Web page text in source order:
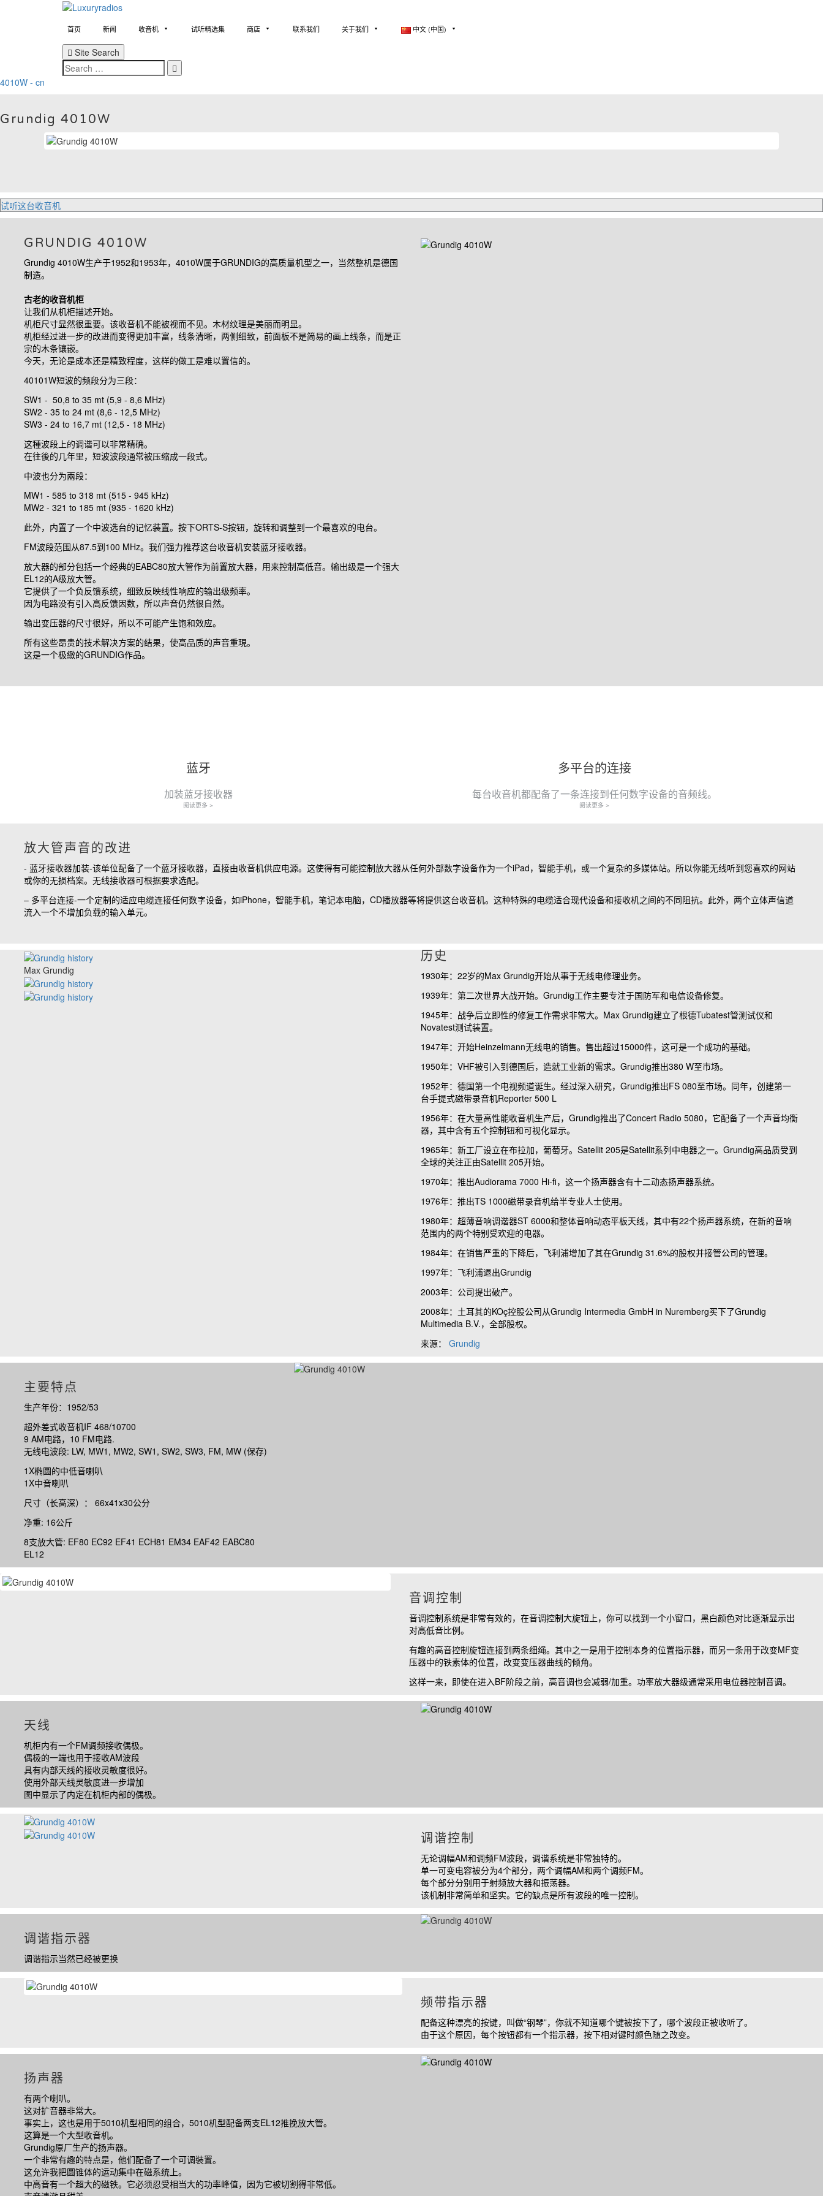
首页 新闻 收音机 试听精选集 商店 联系我们 关于我们 中文 (中国)
Site Search
Search
4010W - cn
Grundig 4010W
试听这台收音机
GRUNDIG 4010W
Grundig 4010W生产于1952和1953年， 4010W属于GRUNDIG的高质量机型之一，当然整机是德国
制造。
古老的收音机柜
让我们从机柜描述开始。
机柜尺寸显然很重要。该收音机不能被视而不见。木材纹理是美丽而明显。
机柜经过进一步的改进而变得更加丰富，线条清晰，两侧细致，前面板不是简易的画上线条，而是正
宗的木条镶嵌。
今天，无论是成本还是精致程度，这样的做工是难以置信的。
40101W短波的频段分为三段：
SW1 - 50,8 to 35 mt (5,9 - 8,6 MHz)
SW2 - 35 to 24 mt (8,6 - 12,5 MHz)
SW3 - 24 to 16,7 mt (12,5 - 18 MHz)
这種波段上的调谐可以非常精确。
在往後的几年里，短波波段通常被压缩成一段式。
中波也分为兩段：
MW1 - 585 to 318 mt (515 - 945 kHz)
MW2 - 321 to 185 mt (935 - 1620 kHz)
此外，内置了一个中波选台的记忆装置。按下ORTS-S按钮，旋转和调整到一个最喜欢的电台。
FM波段范围从87.5到100 MHz。我们强力推荐这台收音机安装蓝牙接收器。
放大器的部分包括一个经典的EABC80放大管作为前置放大器，用来控制高低音。输出级是一个强大
EL12的A级放大管。
它提供了一个负反馈系统，细致反映线性响应的输出级频率。
因为电路没有引入高反馈因数，所以声音仍然很自然。
输出变压器的尺寸很好，所以不可能产生饱和效应。
所有这些昂贵的技术解决方案的结果，使高品质的声音重現。
这是一个极緻的GRUNDIG作品。
蓝牙
加装蓝牙接收器
阅读更多 >
多平台的连接
每台收音机都配备了一条连接到任何数字设备的音频线。
阅读更多 >
放大管声音的改进
- 蓝牙接收器加装-该单位配备了一个蓝牙接收器，直接由收音机供应电源。这使得有可能控制放大器从任何外部数字设备作为一个iPad，智能手机，或一个复杂的多媒体站。所以你能无线听到您喜欢的网站
或你的无损档案。无线接收器可根据要求选配。
– 多平台连接-一个定制的适应电缆连接任何数字设备，如iPhone，智能手机，笔记本电脑，CD播放器等将提供这台收音机。这种特殊的电缆适合现代设备和接收机之间的不同阻抗。此外，两个立体声信道
流入一个不增加负载的输入单元。
Max Grundig
历史
1930年： 22岁的Max Grundig开始从事于无线电修理业务。
1939年：第二次世界大战开始。 Grundig工作主要专注于国防军和电信设备修复。
1945年：战争后立即性的修复工作需求非常大。 Max Grundig建立了根德Tubatest管测试仪和
Novatest测试装置。
1947年：开始Heinzelmann无线电的销售。售出超过15000件，这可是一个成功的基础。
1950年： VHF被引入到德国后，造就工业新的需求。 Grundig推出380 W至市场。
1952年：德国第一个电视频道诞生。经过深入研究， Grundig推出FS 080至市场。同年，创建第一
台手提式磁带录音机Reporter 500 L
1956年：在大量高性能收音机生产后， Grundig推出了Concert Radio 5080，它配备了一个声音均衡
器，其中含有五个控制钮和可视化显示。
1965年：新工厂设立在布拉加，葡萄牙。 Satellit 205是Satellit系列中电器之一。 Grundig高品质受到
全球的关注正由Satellit 205开始。
1970年：推出Audiorama 7000 Hi-fi，这一个扬声器含有十二动态扬声器系统。
1976年：推出TS 1000磁带录音机给半专业人士使用。
1980年：超薄音响调谐器ST 6000和整体音响动态平板天线，其中有22个扬声器系统，在新的音响
范围内的两个特别受欢迎的电器。
1984年：在销售严重的下降后，飞利浦增加了其在Grundig 31.6%的股权并接管公司的管理。
1997年：飞利浦退出Grundig
2003年：公司提出破产。
2008年：土耳其的KOç控股公司从Grundig Intermedia GmbH in Nuremberg买下了Grundig
Multimedia B.V.，全部股权。
来源：
Grundig
主要特点
生产年份：1952/53
超外差式收音机IF 468/10700
9 AM电路，10 FM电路.
无线电波段: LW, MW1, MW2, SW1, SW2, SW3, FM, MW (保存)
1X椭圆的中低音喇叭
1X中音喇叭
尺寸（长高深）： 66x41x30公分
净重: 16公斤
8支放大管: EF80 EC92 EF41 ECH81 EM34 EAF42 EABC80
EL12
音调控制
音调控制系统是非常有效的，在音调控制大旋钮上，你可以找到一个小窗口，黑白颜色对比逐渐显示出
对高低音比例。
有趣的高音控制旋钮连接到两条细绳。其中之一是用于控制本身的位置指示器，而另一条用于改变MF变
压器中的铁素体的位置，改变变压器曲线的倾角。
这样一来，即使在进入BF阶段之前，高音调也会减弱/加重。功率放大器级通常采用电位器控制音调。
天线
机柜内有一个FM调频接收偶极。
偶极的一端也用于接收AM波段
具有内部天线的接收灵敏度很好。
使用外部天线灵敏度进一步增加
图中显示了内定在机柜内部的偶极。
调谐控制
无论调幅AM和调频FM波段，调谐系统是非常独特的。
单一可变电容被分为4个部分，两个调幅AM和两个调频FM。
每个部分分别用于射频放大器和振荡器。
该机制非常简单和坚实。它的缺点是所有波段的唯一控制。
调谐指示器
调谐指示当然已经被更换
频带指示器
配备这种漂亮的按键，叫做“钢琴”，你就不知道哪个键被按下了，哪个波段正被收听了。
由于这个原因，每个按钮都有一个指示器，按下相对键时颜色随之改变。
扬声器
有两个喇叭。
这对扩音器非常大。
事实上，这也是用于5010机型相同的组合， 5010机型配备两支EL12推挽放大管。
这算是一个大型收音机。
Grundig原厂生产的扬声器。
一个非常有趣的特点是，他们配备了一个可调裝置。
这允许我把圆锥体的运动集中在磁系统上。
中高音有一个超大的磁铁。它必须忍受相当大的功率峰值，因为它被切割得非常低。